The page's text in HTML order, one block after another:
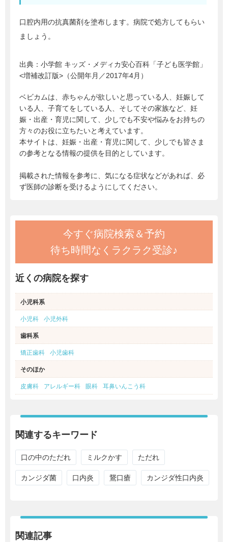
口腔内用の抗真菌剤を塗布します。病院で処方してもらい
ましょう。
出典： 小学館 キッズ・メディカ安心百科「子ども医学館」
<増補改訂版>（公開年月／2017年4月）
ベビカムは、赤ちゃんが欲しいと思っている人、妊娠して
いる人、子育てをしている人、そしてその家族など、妊
娠・出産・育児に関して、少しでも不安や悩みをお持ちの
方々のお役に立ちたいと考えています。
本サイトは、妊娠・出産・育児に関して、少しでも皆さま
の参考となる情報の提供を目的としています。
掲載された情報を参考に、気になる症状などがあれば、必
ず医師の診断を受けるようにしてください。
今すぐ病院検索＆予約
待ち時間なくラクラク受診♪
近くの病院を探す
小児科系
小児科 小児外科
歯科系
矯正歯科 小児歯科
そのほか
皮膚科 アレルギー科 眼科 耳鼻いんこう科
関連するキーワード
口の中のただれ ミルクかす ただれ
カンジダ菌 口内炎 鵞口瘡 カンジダ性口内炎
関連記事